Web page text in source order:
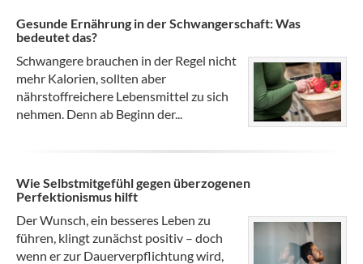
Gesunde Ernährung in der Schwangerschaft: Was
bedeutet das?
Schwangere brauchen in der Regel nicht
mehr Kalorien, sollten aber
nährstoffreichere Lebensmittel zu sich
nehmen. Denn ab Beginn der...
Wie Selbstmitgefühl gegen überzogenen
Perfektionismus hilft
Der Wunsch, ein besseres Leben zu
führen, klingt zunächst positiv – doch
wenn er zur Dauerverpflichtung wird,